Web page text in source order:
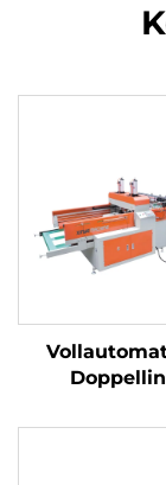
für die